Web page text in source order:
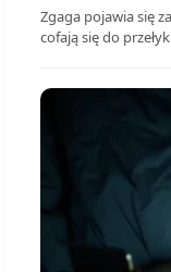
Zgaga pojawia się
cofają się do